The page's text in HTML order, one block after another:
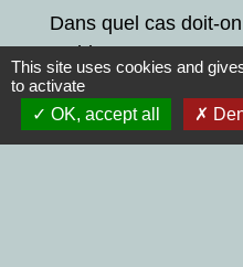
Dans quel cas doit-
architecte ?
Cliquez ici !
This site uses cookies and
to activate
OK, accept all